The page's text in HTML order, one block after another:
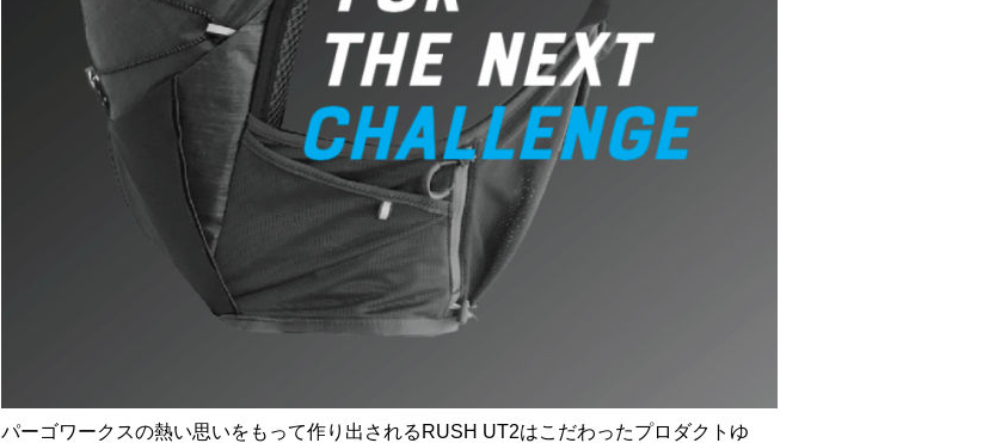
パーゴワークスの熱い思いをもって作り出されるRUSH UT2はこだわったプロダクトゆ